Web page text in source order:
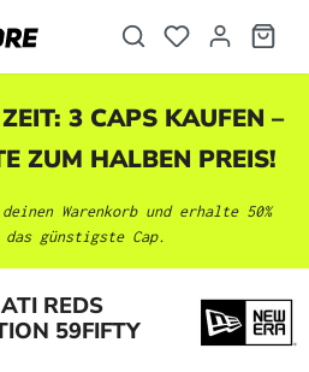
3 CAPS KAUFEN –
ZUM HALBEN PREIS!
Warenkorb und erhalte 50%
günstigste Cap.
REDS
59FIFTY